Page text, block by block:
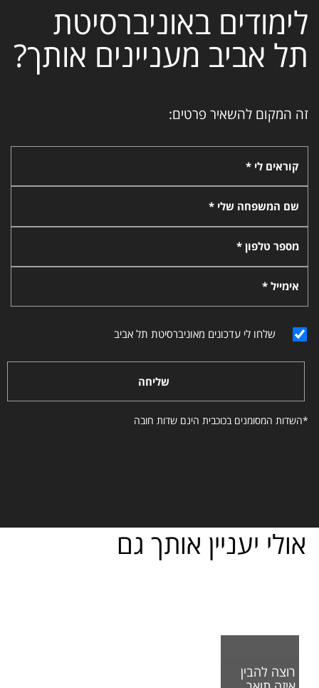
לימודים באוניברסיטת
תל אביב מעניינים אותך?
זה המקום להשאיר פרטים:
קוראים לי *
שם המשפחה שלי *
מספר טלפון *
אימייל *
שלחו לי עדכונים מאוניברסיטת תל אביב
שליחה
*השדות המסומנים בכוכבית הינם שדות חובה
אולי יעניין אותך גם
רוצה להבין